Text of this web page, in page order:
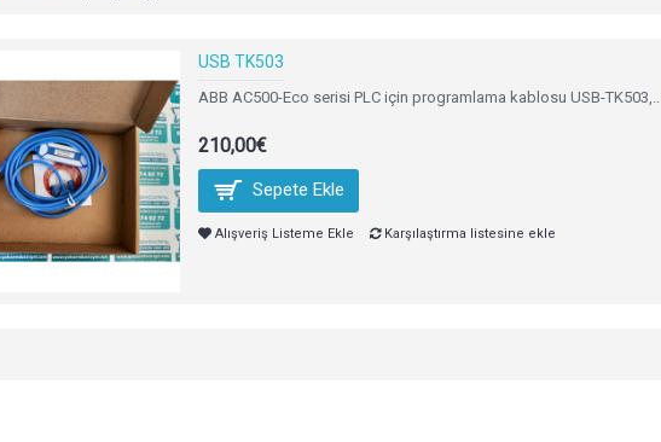
USB TK503
ABB AC500-Eco serisi PLC için programlama kablosu USB-TK503,..
210,00€
Sepete Ekle
Alışveriş Listeme Ekle Karşılaştırma listesine ekle